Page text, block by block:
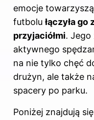
emocje
futbolułączyła
przyjaciółmi. Jego
aktywnego
na nie tylko chęć
drużyn, ale także
spacery po parku.
Poniżej znajdują